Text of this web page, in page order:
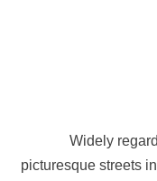
Widely
picturesque streets